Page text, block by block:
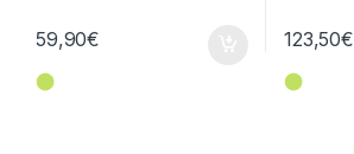
59,90€
⬤
123,50€
⬤